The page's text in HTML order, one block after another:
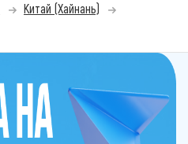
Китай (Хайнань)